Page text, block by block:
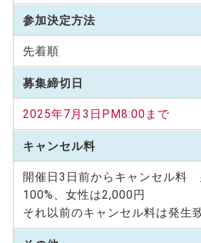
参加決定方法
先着順
募集締切日
2025年7月3日PM8:00まで
キャンセル料
開催⽇3⽇前からキャンセル料
100%、女性は2,000円
それ以前のキャンセル料は発⽣